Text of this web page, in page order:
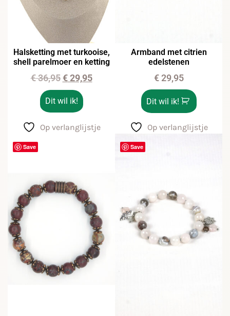
Halsketting met turkooise,
shell parelmoer en ketting
€36,95 €29,95
Dit wil ik!
Op verlanglijstje
Armband met citrien
edelstenen
€29,95
Dit wil ik!
Op verlanglijstje
Save Save